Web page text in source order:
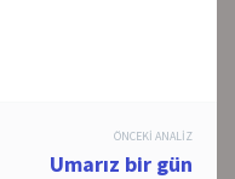
ÖNCEKI ANALIZ
Umarız bir gün